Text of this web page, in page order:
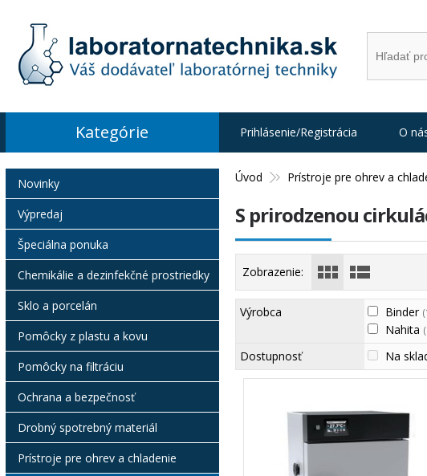
Úvod Prístroje pre ohrev a
S prirodzenou
Zobrazenie:
Výrobca Binder
Nahita
Dostupnosť Na
Novinky
Výpredaj
Špeciálna ponuka
Chemikálie a dezinfekčné prostriedky
Sklo a porcelán
Pomôcky z plastu a kovu
Pomôcky na filtráciu
Ochrana a bezpečnosť
Drobný spotrebný materiál
Prístroje pre ohrev a chladenie
Kategórie Prihlásenie/Registrácia O